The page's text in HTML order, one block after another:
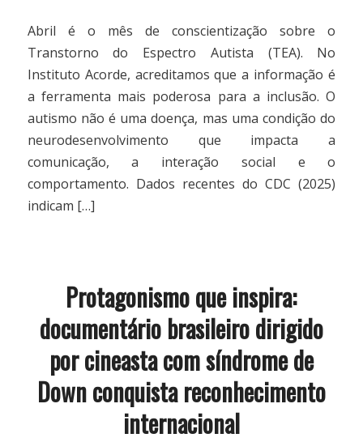
Abril é o mês de conscientização sobre o
Transtorno do Espectro Autista (TEA). No
Instituto Acorde, acreditamos que a informação é
a ferramenta mais poderosa para a inclusão. O
autismo não é uma doença, mas uma condição do
neurodesenvolvimento que impacta a
comunicação, a interação social e o
comportamento. Dados recentes do CDC (2025)
indicam […]
Protagonismo que inspira:
documentário brasileiro dirigido
por cineasta com síndrome de
Down conquista reconhecimento
internacional